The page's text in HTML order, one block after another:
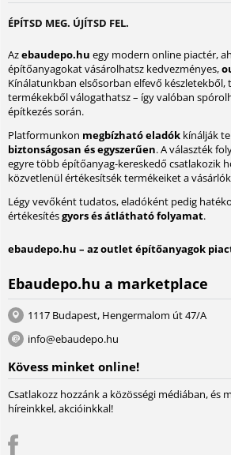
ÉPÍTSD MEG. ÚJÍTSD FEL.
Azebaudepo.hu egy modern online piactér,
építőanyagokat vásárolhatsz kedvezményes,
Kínálatunkban elsősorban elfevő
termékekből válogathatsz – így valóban
építkezés során.
Platformunkon megbízható eladók kínálják
biztonságosan és egyszerűen. A választék
egyre több építőanyag-kereskedő csatlakozik
közvetlenül értékesítsék termékeiket a
Légy vevőként tudatos, eladóként pedig
értékesítésgyors és átlátható folyamat.
ebaudepo.hu – az outlet építőanyagok
Ebaudepo.hu a marketplace
1117 Budapest, Hengermalom út 47/A
info@ebaudepo.hu
Kövess minket online!
Csatlakozz hozzánk a közösségi médiában, és
híreinkkel, akcióinkkal!